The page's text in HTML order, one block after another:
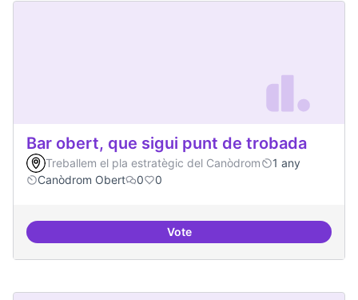
Bar obert, que sigui punt de trobada
Treballem el pla estratègic del Canòdrom
1 any
Canòdrom Obert
0 0
VoteBar obert, que sigui punt de